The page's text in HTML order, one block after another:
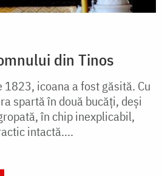
din Tinos
icoana a fost găsită. Cu
spartă în două bucăţi, deşi
în chip inexplicabil,
intactă....